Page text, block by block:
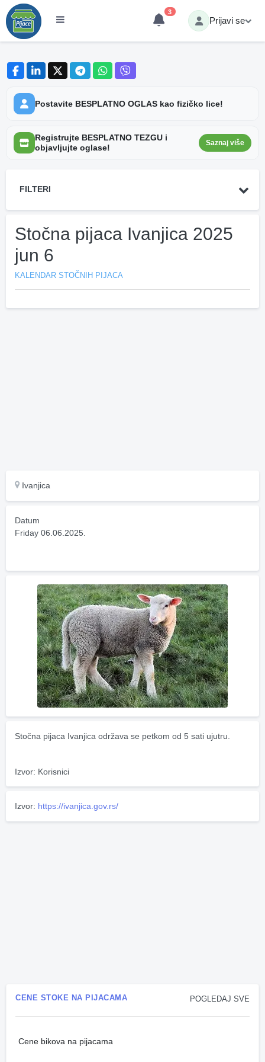
3
Prijavi se
Postavite BESPLATNO OGLAS kao fizičko lice!
Registrujte BESPLATNO TEZGU i
objavljujte oglase!
Saznaj više
FILTERI
Stočna pijaca Ivanjica 2025
jun 6
KALENDAR STOČNIH PIJACA
Ivanjica
Datum
Friday 06.06.2025.
Stočna pijaca Ivanjica održava se petkom od 5 sati ujutru.
Izvor: Korisnici
Izvor: https://ivanjica.gov.rs/
POGLEDAJ SVE
CENE STOKE NA PIJACAMA
Cene bikova na pijacama